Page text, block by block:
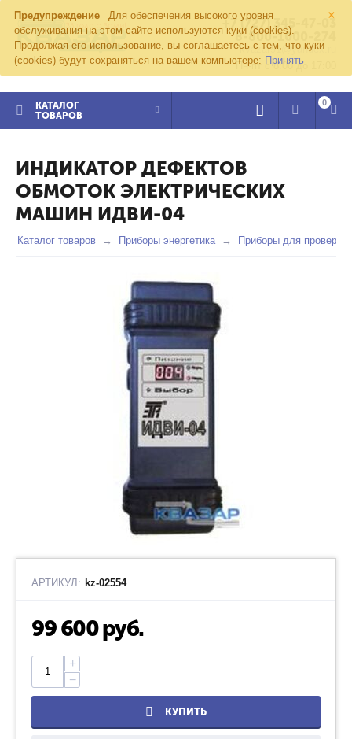
×
Предупреждение
Для обеспечения высокого уровня
обслуживания на этом сайте используются куки (cookies).
Продолжая его использование, вы соглашаетесь с тем, что куки
(cookies) будут сохраняться на вашем компьютере: Принять
+7 (727) 345-47-03
8-800-1000-274
kvazar91@yandex.ru
Пн-пт с 8:00 до 17:00
КАТАЛОГ
ТОВАРОВ
0
ИНДИКАТОР ДЕФЕКТОВ
ОБМОТОК ЭЛЕКТРИЧЕСКИХ
МАШИН ИДВИ-04
Каталог товаров Приборы энергетика Приборы для проверки
АРТИКУЛ: kz-02554
99 600руб.
+
−
КУПИТЬ